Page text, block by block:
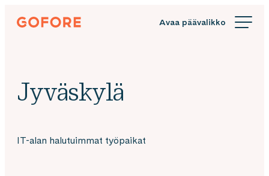
Siirry
suoraan
Gofore
digitalization.
Jyväskylä
IT-alan halutuimmat työpaikat